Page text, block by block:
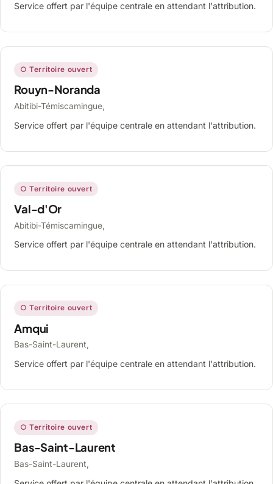
Service offert par l'équipe centrale en attendant l'attribution.
○ Territoire ouvert
Rouyn-Noranda
Abitibi-Témiscamingue,
Service offert par l'équipe centrale en attendant l'attribution.
○ Territoire ouvert
Val-d'Or
Abitibi-Témiscamingue,
Service offert par l'équipe centrale en attendant l'attribution.
○ Territoire ouvert
Amqui
Bas-Saint-Laurent,
Service offert par l'équipe centrale en attendant l'attribution.
○ Territoire ouvert
Bas-Saint-Laurent
Bas-Saint-Laurent,